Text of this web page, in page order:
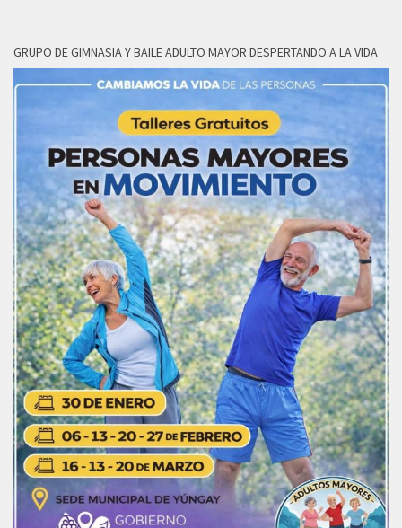
GRUPO DE GIMNASIA Y BAILE ADULTO MAYOR DESPERTANDO A LA VIDA